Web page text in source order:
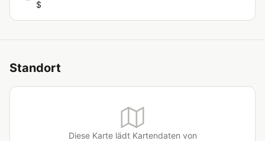
$
Standort
Diese Karte lädt Kartendaten von